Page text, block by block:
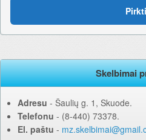
Pirkti
Skelbimai
Adresu ‐ Šaulių g. 1, Skuode.
Telefonu ‐ (8-440) 73378.
El. paštu ‐